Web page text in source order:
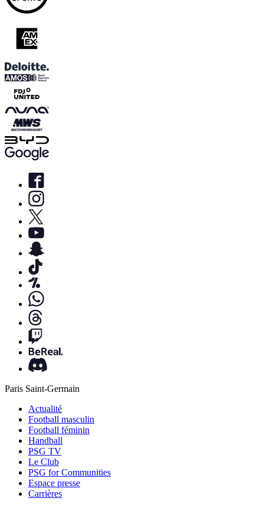
Paris Saint-Germain
Actualité
Football masculin
Football féminin
Handball
PSG TV
Le Club
PSG for Communities
Espace presse
Carrières